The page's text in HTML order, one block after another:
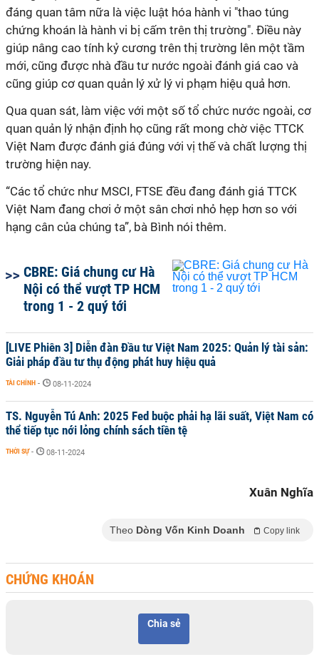
đáng quan tâm nữa là việc luật hóa hành vi "thao túng
chứng khoán là hành vi bị cấm trên thị trường". Điều này
giúp nâng cao tính kỷ cương trên thị trường lên một tầm
mới, cũng được nhà đầu tư nước ngoài đánh giá cao và
cũng giúp cơ quan quản lý xử lý vi phạm hiệu quả hơn.
Qua quan sát, làm việc với một số tổ chức nước ngoài, cơ
quan quản lý nhận định họ cũng rất mong chờ việc TTCK
Việt Nam được đánh giá đúng với vị thế và chất lượng thị
trường hiện nay.
“Các tổ chức như MSCI, FTSE đều đang đánh giá TTCK
Việt Nam đang chơi ở một sân chơi nhỏ hẹp hơn so với
hạng cân của chúng ta”, bà Bình nói thêm.
CBRE: Giá chung cư Hà
Nội có thể vượt TP HCM
trong 1 - 2 quý tới
[LIVE Phiên 3] Diễn đàn Đầu tư Việt Nam 2025: Quản lý tài sản:
Giải pháp đầu tư thụ động phát huy hiệu quả
TÀI CHÍNH - 08-11-2024
TS. Nguyễn Tú Anh: 2025 Fed buộc phải hạ lãi suất, Việt Nam có
thể tiếp tục nới lỏng chính sách tiền tệ
THỜI SỰ - 08-11-2024
Xuân Nghĩa
Theo Dòng Vốn Kinh Doanh Copy link
CHỨNG KHOÁN
Chia sẻ